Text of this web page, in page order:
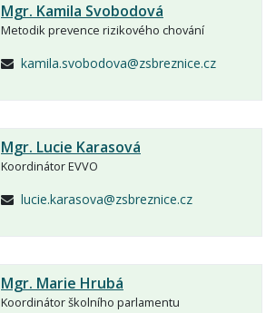
Mgr. Kamila Svobodová
Metodik prevence rizikového chování
kamila.svobodova@zsbreznice.cz
Mgr. Lucie Karasová
Koordinátor EVVO
lucie.karasova@zsbreznice.cz
Mgr. Marie Hrubá
Koordinátor školního parlamentu